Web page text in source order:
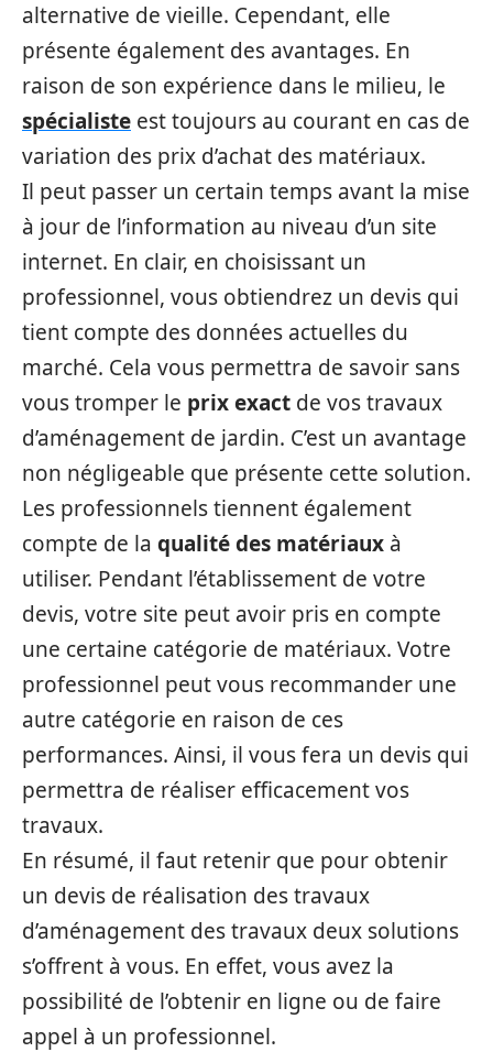
alternative de vieille. Cependant, elle
présente également des avantages. En
raison de son expérience dans le milieu, le
spécialiste est toujours au courant en cas de
variation des prix d’achat des matériaux.
Il peut passer un certain temps avant la mise
à jour de l’information au niveau d’un site
internet. En clair, en choisissant un
professionnel, vous obtiendrez un devis qui
tient compte des données actuelles du
marché. Cela vous permettra de savoir sans
vous tromper le prix exact de vos travaux
d’aménagement de jardin. C’est un avantage
non négligeable que présente cette solution.
Les professionnels tiennent également
compte de la qualité des matériaux à
utiliser. Pendant l’établissement de votre
devis, votre site peut avoir pris en compte
une certaine catégorie de matériaux. Votre
professionnel peut vous recommander une
autre catégorie en raison de ces
performances. Ainsi, il vous fera un devis qui
permettra de réaliser efficacement vos
travaux.
En résumé, il faut retenir que pour obtenir
un devis de réalisation des travaux
d’aménagement des travaux deux solutions
s’offrent à vous. En effet, vous avez la
possibilité de l’obtenir en ligne ou de faire
appel à un professionnel.